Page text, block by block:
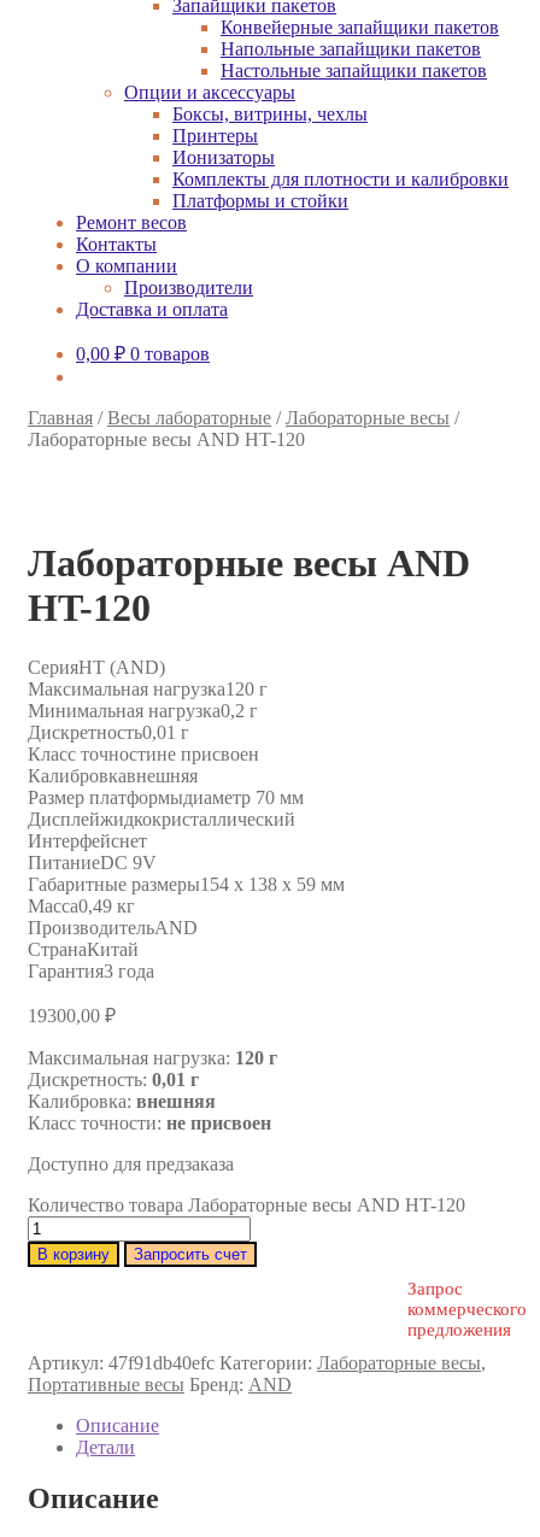
Запайщики пакетов
Конвейерные запайщики пакетов
Напольные запайщики пакетов
Настольные запайщики пакетов
Опции и аксессуары
Боксы, витрины, чехлы
Принтеры
Ионизаторы
Комплекты для плотности и калибровки
Платформы и стойки
Ремонт весов
Контакты
О компании
Производители
Доставка и оплата
0,00 ₽ 0 товаров
Главная /Весы лабораторные /Лабораторные весы /
Лабораторные весы AND HT-120
Лабораторные весы AND
HT-120
СерияHT (AND)
Максимальная нагрузка120 г
Минимальная нагрузка0,2 г
Дискретность0,01 г
Класс точностине присвоен
Калибровкавнешняя
Размер платформыдиаметр 70 мм
Дисплейжидкокристаллический
Интерфейснет
ПитаниеDC 9V
Габаритные размеры154 x 138 x 59 мм
Масса0,49 кг
ПроизводительAND
СтранаКитай
Гарантия3 года
19300,00 ₽
Максимальная нагрузка: 120 г
Дискретность: 0,01 г
Калибровка: внешняя
Класс точности: не присвоен
Доступно для предзаказа
Количество товара Лабораторные весы AND HT-120
В корзину Запросить счет
Запрос
коммерческого
предложения
Артикул: 47f91db40efc Категории: Лабораторные весы,
Портативные весы Бренд: AND
Описание
Детали
Описание